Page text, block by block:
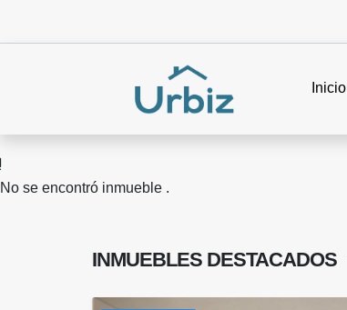
Inicio
No se encontró inmueble .
INMUEBLES DESTACADOS